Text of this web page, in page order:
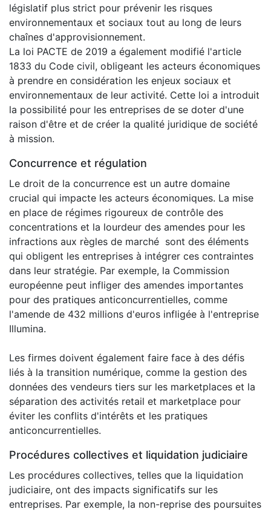
législatif plus strict pour prévenir les risques
environnementaux et sociaux tout au long de leurs
chaînes d'approvisionnement.
La loi PACTE de 2019 a également modifié l'article
1833 du Code civil, obligeant les acteurs économiques
à prendre en considération les enjeux sociaux et
environnementaux de leur activité. Cette loi a introduit
la possibilité pour les entreprises de se doter d'une
raison d'être et de créer la qualité juridique de société
à mission.
Concurrence et régulation
Le droit de la concurrence est un autre domaine
crucial qui impacte les acteurs économiques. La mise
en place de régimes rigoureux de contrôle des
concentrations et la lourdeur des amendes pour les
infractions aux règles de marché sont des éléments
qui obligent les entreprises à intégrer ces contraintes
dans leur stratégie. Par exemple, la Commission
européenne peut infliger des amendes importantes
pour des pratiques anticoncurrentielles, comme
l'amende de 432 millions d'euros infligée à l'entreprise
Illumina.
Les firmes doivent également faire face à des défis
liés à la transition numérique, comme la gestion des
données des vendeurs tiers sur les marketplaces et la
séparation des activités retail et marketplace pour
éviter les conflits d'intérêts et les pratiques
anticoncurrentielles.
Procédures collectives et liquidation judiciaire
Les procédures collectives, telles que la liquidation
judiciaire, ont des impacts significatifs sur les
entreprises. Par exemple, la non-reprise des poursuites